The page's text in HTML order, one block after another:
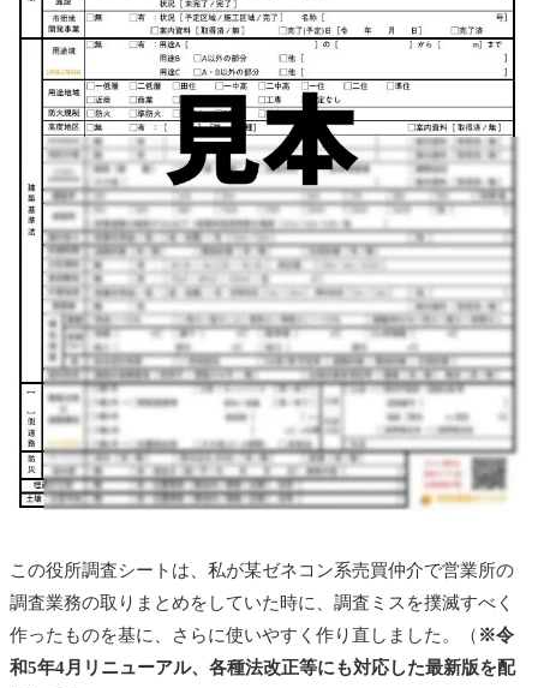
この役所調査シートは、私が某ゼネコン系売買仲介で営業所の
調査業務の取りまとめをしていた時に、調査ミスを撲滅すべく
作ったものを基に、さらに使いやすく作り直しました。（ ※令
和5年4月リニューアル、各種法改正等にも対応した最新版を配